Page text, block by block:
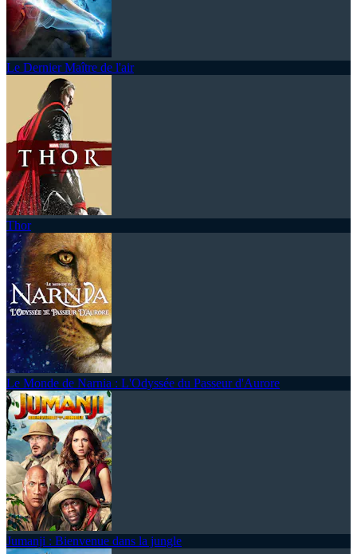
Le Dernier Maître de l'air
Thor
Le Monde de Narnia : L'Odyssée du Passeur d'Aurore
Jumanji : Bienvenue dans la jungle